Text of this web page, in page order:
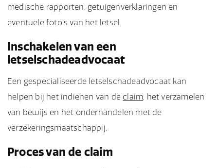
medische rapporten, getuigenverklaringen en
eventuele foto's van het letsel.
Inschakelen van een
letselschadeadvocaat
Een gespecialiseerde letselschadeadvocaat kan
helpen bij het indienen van de claim, het verzamelen
van bewijs en het onderhandelen met de
verzekeringsmaatschappij.
Proces van de claim